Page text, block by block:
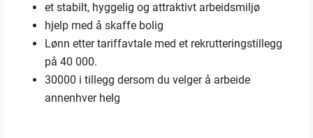
et stabilt, hyggelig og attraktivt arbeidsmiljø
hjelp med å skaffe bolig
Lønn etter tariffavtale med et rekrutteringstillegg
på 40 000.
30000 i tillegg dersom du velger å arbeide
annenhver helg